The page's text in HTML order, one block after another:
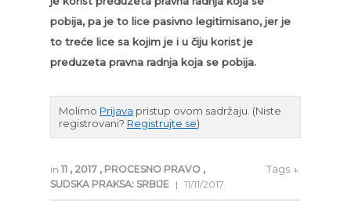
pobija, pa je to lice pasivno legitimisano, jer je
to treće lice sa kojim je i u čiju korist je
preduzeta pravna radnja koja se pobija.
Molimo Prijava pristup ovom sadržaju. (Niste
registrovani? Registrujte se)
in 11 , 2017 , PROCESNO PRAVO ,
SUDSKA PRAKSA: SRBIJE | 11/11/2017
Tags ↓